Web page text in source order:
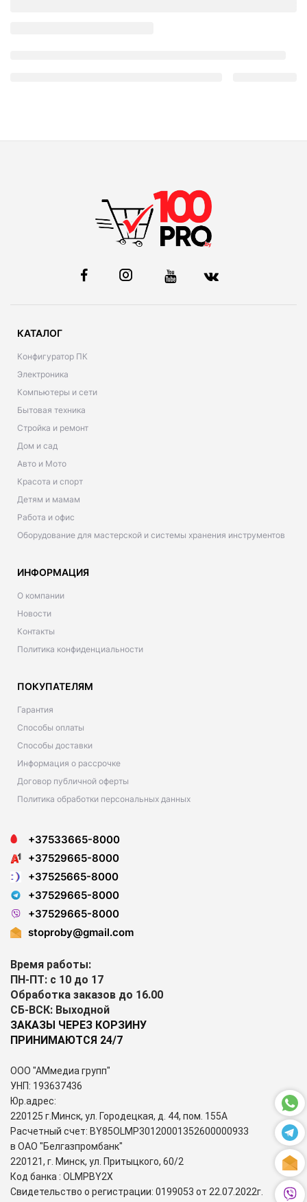
КАТАЛОГ
Конфигуратор ПК
Электроника
Компьютеры и сети
Бытовая техника
Стройка и ремонт
Дом и сад
Авто и Мото
Красота и спорт
Детям и мамам
Работа и офис
Оборудование для мастерской и системы хранения инструментов
ИНФОРМАЦИЯ
О компании
Новости
Контакты
Политика конфиденциальности
ПОКУПАТЕЛЯМ
Гарантия
Способы оплаты
Способы доставки
Информация о рассрочке
Договор публичной оферты
Политика обработки персональных данных
+37533665-8000
+37529665-8000
+37525665-8000
+37529665-8000
+37529665-8000
stoproby@gmail.com
Время работы:
ПН-ПТ: с 10 до 17
Обработка заказов до 16.00
СБ-ВСК: Выходной
ЗАКАЗЫ ЧЕРЕЗ КОРЗИНУ
ПРИНИМАЮТСЯ 24/7
ООО "АМмедиа групп"
УНП: 193637436
Юр.адрес:
220125 г.Минск, ул. Городецкая, д. 44, пом. 155А
Расчетный счет: BY85OLMP30120001352600000933
в ОАО "Белгазпромбанк"
220121, г. Минск, ул. Притыцкого, 60/2
Код банка : OLMPBY2X
Свидетельство о регистрации: 0199053 от 22.07.2022г.